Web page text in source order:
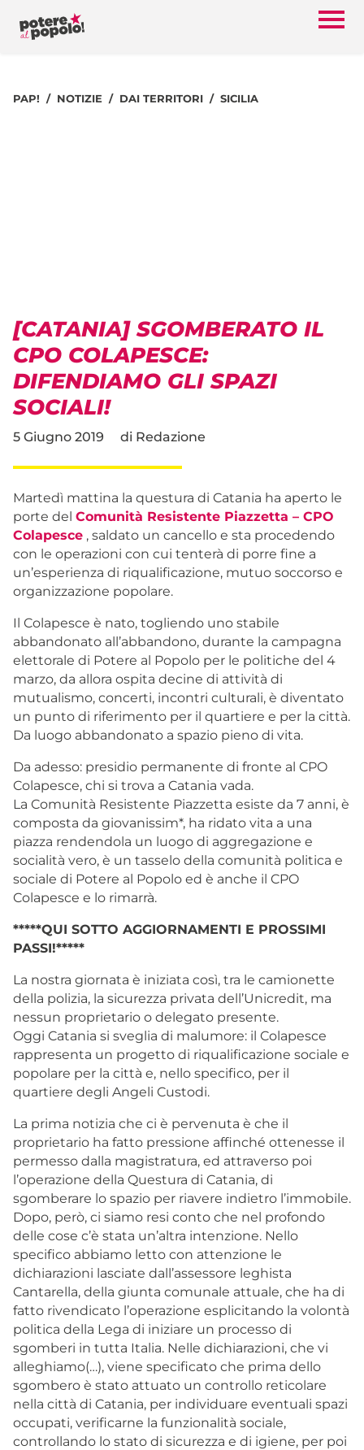
PAP! NOTIZIE DAI TERRITORI SICILIA
[CATANIA] SGOMBERATO IL
CPO COLAPESCE:
DIFENDIAMO GLI SPAZI
SOCIALI!
5 Giugno 2019 di Redazione
Martedì mattina la questura di Catania ha aperto le
porte del Comunità Resistente Piazzetta – CPO
Colapesce , saldato un cancello e sta procedendo
con le operazioni con cui tenterà di porre fine a
un’esperienza di riqualificazione, mutuo soccorso e
organizzazione popolare.
Il Colapesce è nato, togliendo uno stabile
abbandonato all’abbandono, durante la campagna
elettorale di Potere al Popolo per le politiche del 4
marzo, da allora ospita decine di attività di
mutualismo, concerti, incontri culturali, è diventato
un punto di riferimento per il quartiere e per la città.
Da luogo abbandonato a spazio pieno di vita.
Da adesso: presidio permanente di fronte al CPO
Colapesce, chi si trova a Catania vada.
La Comunità Resistente Piazzetta esiste da 7 anni, è
composta da giovanissim*, ha ridato vita a una
piazza rendendola un luogo di aggregazione e
socialità vero, è un tasselo della comunità politica e
sociale di Potere al Popolo ed è anche il CPO
Colapesce e lo rimarrà.
*****QUI SOTTO AGGIORNAMENTI E PROSSIMI
PASSI!*****
La nostra giornata è iniziata così, tra le camionette
della polizia, la sicurezza privata dell’Unicredit, ma
nessun proprietario o delegato presente.
Oggi Catania si sveglia di malumore: il Colapesce
rappresenta un progetto di riqualificazione sociale e
popolare per la città e, nello specifico, per il
quartiere degli Angeli Custodi.
La prima notizia che ci è pervenuta è che il
proprietario ha fatto pressione affinché ottenesse il
permesso dalla magistratura, ed attraverso poi
l’operazione della Questura di Catania, di
sgomberare lo spazio per riavere indietro l’immobile.
Dopo, però, ci siamo resi conto che nel profondo
delle cose c’è stata un’altra intenzione. Nello
specifico abbiamo letto con attenzione le
dichiarazioni lasciate dall’assessore leghista
Cantarella, della giunta comunale attuale, che ha di
fatto rivendicato l’operazione esplicitando la volontà
politica della Lega di iniziare un processo di
sgomberi in tutta Italia. Nelle dichiarazioni, che vi
alleghiamo(…), viene specificato che prima dello
sgombero è stato attuato un controllo reticolare
nella città di Catania, per individuare eventuali spazi
occupati, verificarne la funzionalità sociale,
controllando lo stato di sicurezza e di igiene, per poi